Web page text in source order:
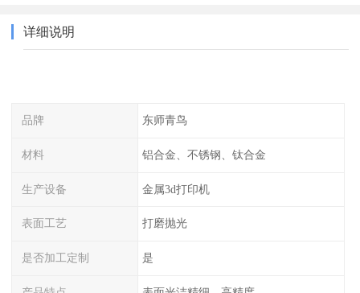
详细说明
品牌 东师青鸟
材料 铝合金、不锈钢、钛合金
生产设备 金属3d打印机
表面工艺 打磨抛光
是否加工定制 是